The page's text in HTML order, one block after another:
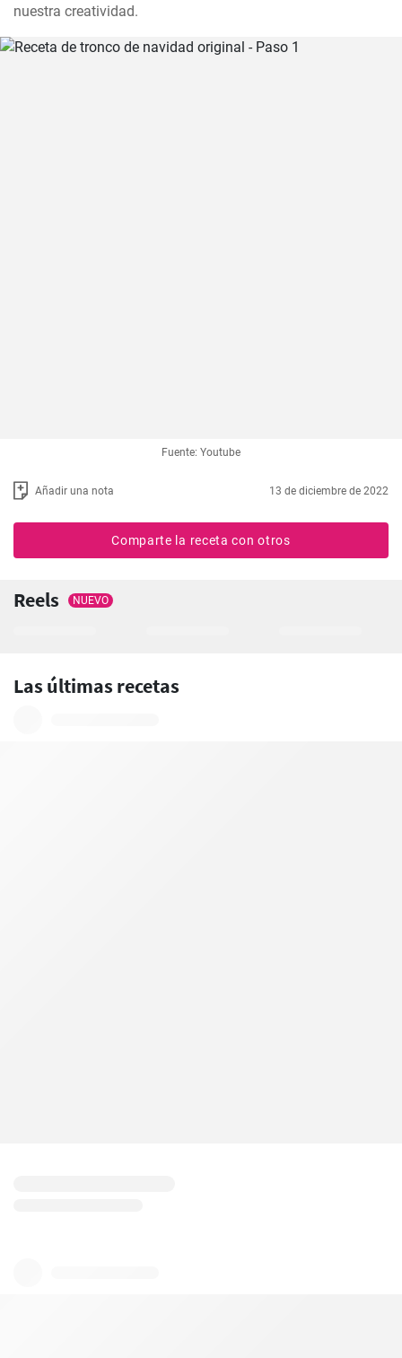
nuestra creatividad.
Fuente: Youtube
Añadir una nota 13 de diciembre de 2022
Comparte la receta con otros
Reels NUEVO
Las últimas recetas